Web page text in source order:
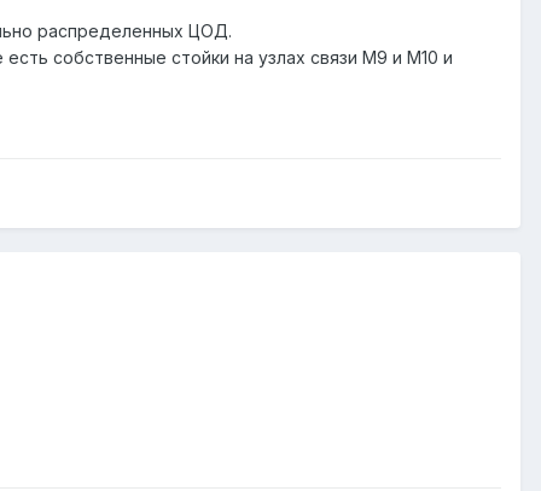
распределенных ЦОД.
собственные стойки на узлах связи М9 и М10 и